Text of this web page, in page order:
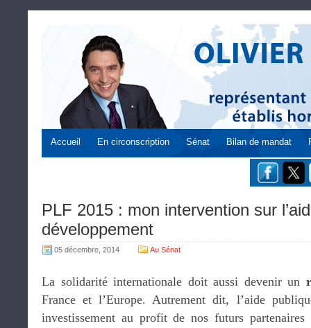
Accueil En circonscription Sénat Bilan de mandat
PLF 2015 : mon intervention sur
développement
05 décembre, 2014 Au Sénat
La solidarité internationale doit aussi devenir un
France et l’Europe. Autrement dit, l’aide
investissement au profit de nos futurs